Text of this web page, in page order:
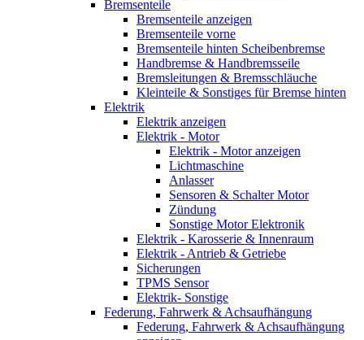
Bremsenteile
Bremsenteile anzeigen
Bremsenteile vorne
Bremsenteile hinten Scheibenbremse
Handbremse & Handbremsseile
Bremsleitungen & Bremsschläuche
Kleinteile & Sonstiges für Bremse hinten
Elektrik
Elektrik anzeigen
Elektrik - Motor
Elektrik - Motor anzeigen
Lichtmaschine
Anlasser
Sensoren & Schalter Motor
Zündung
Sonstige Motor Elektronik
Elektrik - Karosserie & Innenraum
Elektrik - Antrieb & Getriebe
Sicherungen
TPMS Sensor
Elektrik- Sonstige
Federung, Fahrwerk & Achsaufhängung
Federung, Fahrwerk & Achsaufhängung